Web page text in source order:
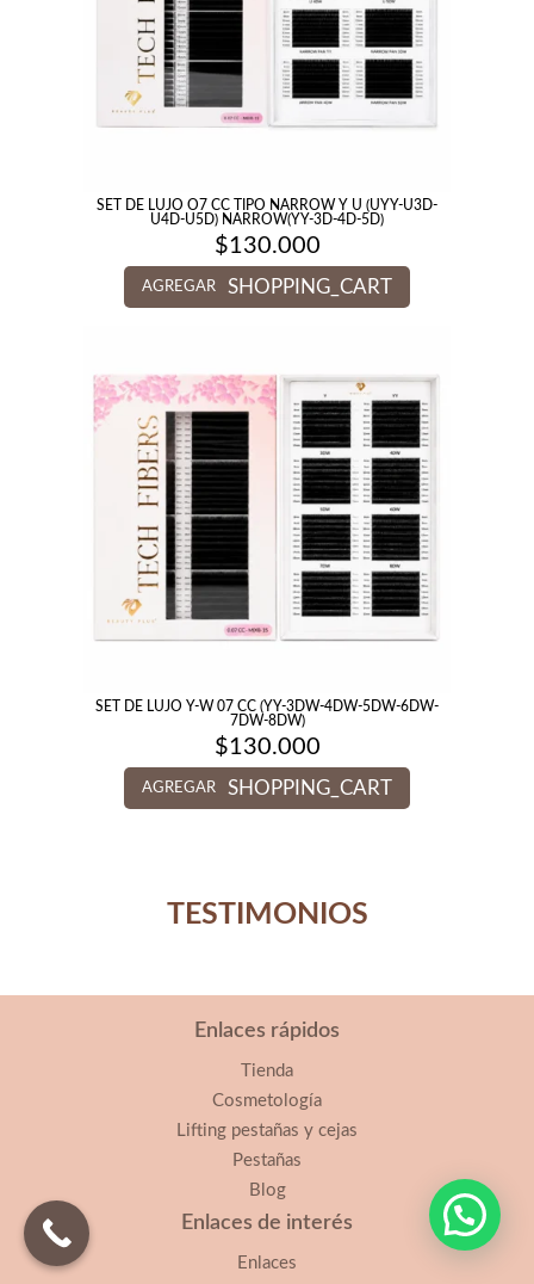
SET DE LUJO O7 CC TIPO NARROW Y U (UYY-U3D-
U4D-U5D) NARROW(YY-3D-4D-5D)
$130.000
AGREGAR SHOPPING_CART
SET DE LUJO Y-W 07 CC (YY-3DW-4DW-5DW-6DW-
7DW-8DW)
$130.000
AGREGAR SHOPPING_CART
TESTIMONIOS
Enlaces rápidos
Tienda
Cosmetología
Lifting pestañas y cejas
Pestañas
Blog
Enlaces de interés
Enlaces